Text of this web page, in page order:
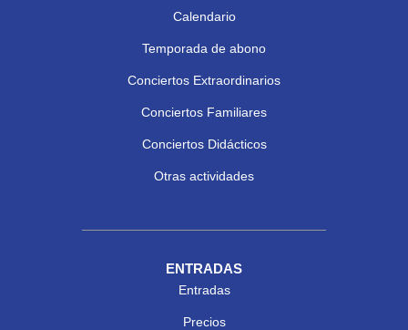
Calendario
Temporada de abono
Conciertos Extraordinarios
Conciertos Familiares
Conciertos Didácticos
Otras actividades
ENTRADAS
Entradas
Precios